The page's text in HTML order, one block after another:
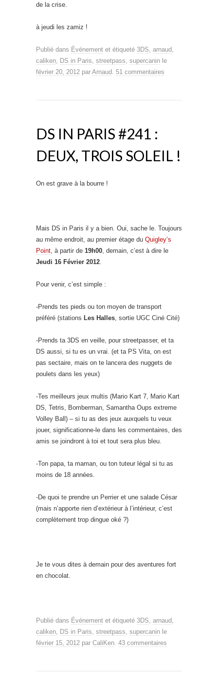
de la crise.
à jeudi les zamiz !
Publié dans Événement et étiqueté 3DS arnaud
caliken
DS in Paris streetpass supercanin le
février 20, 2012 par Arnaud 51 commentaires
DS IN PARIS #241 :
DEUX, TROIS SOLEIL !
On est grave à la bourre !
Mais DS in Paris il y a bien. Oui, sache le. Toujours
au même endroit, au premier étage du Quigley’s
Point , à partir de 19h00 , demain, c’est à dire le
Jeudi 16 Février 2012
Pour venir, c’est simple :
-Prends tes pieds ou ton moyen de transport
préféré (stations Les Halles , sortie UGC Ciné Cité)
-Prends ta 3DS en veille, pour streetpasser, et ta
DS aussi, si tu es un vrai. (et ta PS Vita, on est
pas sectaire, mais on te lancera des nuggets de
poulets dans les yeux)
-Tes meilleurs jeux multis (Mario Kart 7, Mario Kart
DS, Tetris, Bomberman, Samantha Oups extreme
Volley Ball) – si tu as des jeux auxquels tu veux
jouer, significationne-le dans les commentaires, des
amis se joindront à toi et tout sera plus bleu.
-Ton papa, ta maman, ou ton tuteur légal si tu as
moins de 18 années.
-De quoi te prendre un Perrier et une salade César
(mais n’apporte rien d’extérieur à l’intérieur, c’est
complètement trop dingue oké ?)
Je te vous dites à demain pour des aventures fort
en chocolat.
Publié dans Événement et étiqueté 3DS arnaud
caliken
DS in Paris streetpass supercanin le
février 15, 2012 par CaliKen 43 commentaires